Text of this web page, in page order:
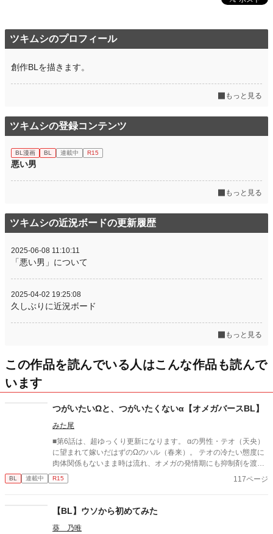
ツキムシのプロフィール
創作BLを描きます。
もっと見る
ツキムシの登録コンテンツ
BL漫画 BL 連載中 R15
悪い男
もっと見る
ツキムシの近況ボードの更新履歴
2025-06-08 11:10:11
「悪い男」について
2025-04-02 19:25:08
久しぶりに近況ボード
もっと見る
この作品を読んでいる人はこんな作品も読んで
います
つがいたいΩと、つがいたくないα【オメガバースBL】
みた尾
■第6話は、超ゆっくり更新になります。 αの男性・テオ（天央）
に望まれて嫁いだはずのΩのハル（春来）。 テオの冷たい態度に
肉体関係もないまま時は流れ、オメガの発情期にも抑制剤を渡さ
れる。 ある日、ハルは喪っていた記憶を取り戻し、テオの兄であ
るアルファと”つがい”だったことを思い出す。 しかし”運命のつが
できるのか――。 シリアスとコメディが入り混じります。 ※攻め
に、他所に子供が居た事実が判明する描写あります。 作中に、
「空と大地」の登場人物が出てきます。 https://www.alphapolis.c
BL 連載中 R15 117ページ
【BL】ウソから初めてみた
葵 乃唯